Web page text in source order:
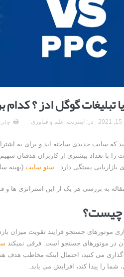
برای بهبود قطعی استریا
دو طرفه، روایت هوشمندی در معماری فروشگاه
تبلیغات گوگل ادز ؟
در: اینترنت علم و فناوری چاپ
که سایت جدیدی ساخته اید و برای به
را با تعداد بیشتری از کاربران هدفتان
بازاریابی بستگی دارد : سئو سایت (بهینه
به بررسی هر یک از این استراتژی ها و
موتورهای جستجو فرایند تقویت میزان
در موتورهای جستجو است. فرقی نمیکند
گذاری می کنید، احتمال اینکه مخاطب هدف
شما را پیدا کند، افزایش می یابد.